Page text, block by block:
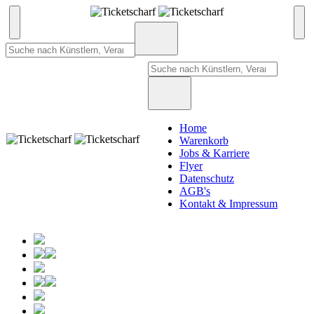
Home
Warenkorb
Jobs & Karriere
Flyer
Datenschutz
AGB's
Kontakt & Impressum